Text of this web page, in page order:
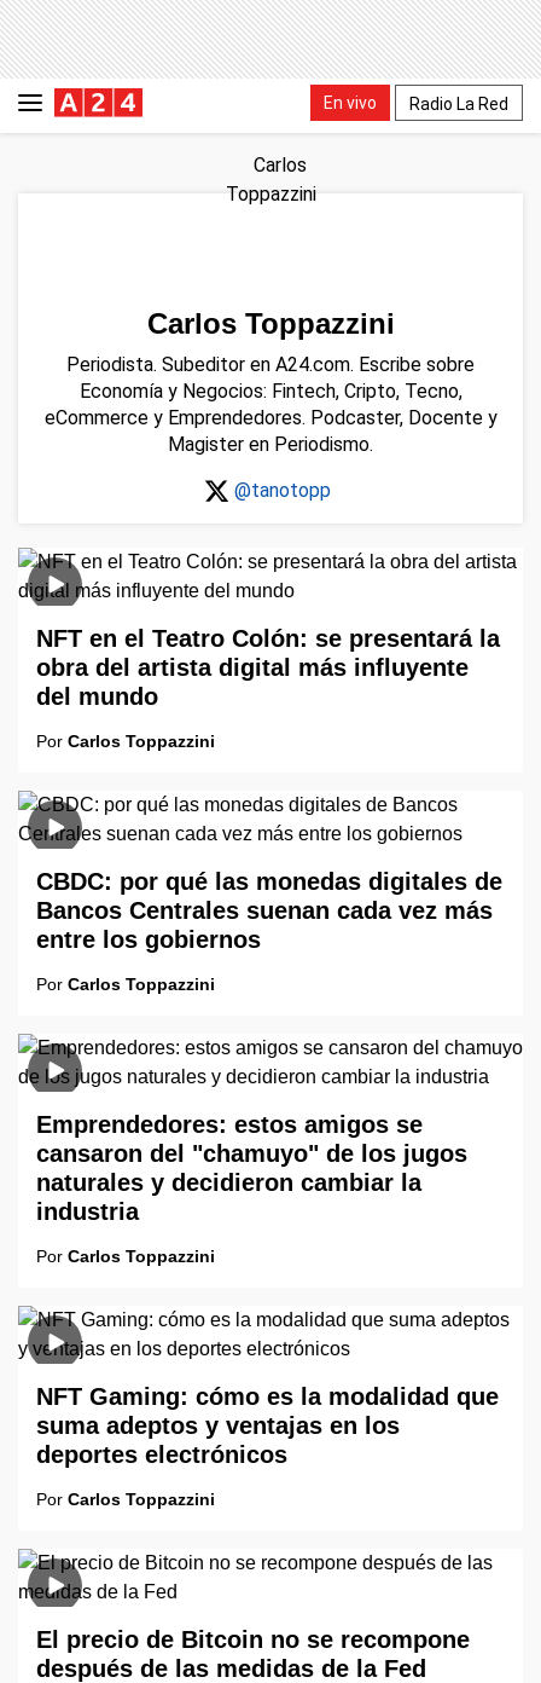
En vivo Radio La Red
Carlos Toppazzini
Periodista. Subeditor en A24.com. Escribe sobre
Economía y Negocios: Fintech, Cripto, Tecno,
eCommerce y Emprendedores. Podcaster, Docente y
Magister en Periodismo.
@tanotopp
NFT en el Teatro Colón: se presentará la
obra del artista digital más influyente
del mundo
Por Carlos Toppazzini
CBDC: por qué las monedas digitales de
Bancos Centrales suenan cada vez más
entre los gobiernos
Por Carlos Toppazzini
Emprendedores: estos amigos se
cansaron del "chamuyo" de los jugos
naturales y decidieron cambiar la
industria
Por Carlos Toppazzini
NFT Gaming: cómo es la modalidad que
suma adeptos y ventajas en los
deportes electrónicos
Por Carlos Toppazzini
El precio de Bitcoin no se recompone
después de las medidas de la Fed